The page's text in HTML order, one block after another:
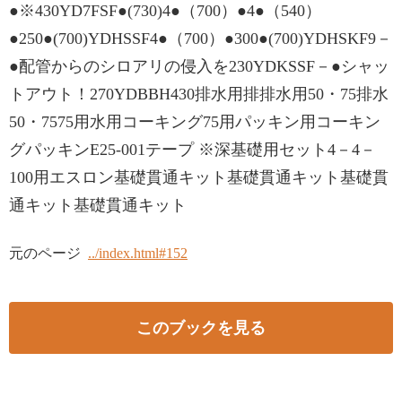
●※430YD7FSF●(730)4●（700）●4●（540）
●250●(700)YDHSSF4●（700）●300●(700)YDHSKF9－
●配管からのシロアリの侵入を230YDKSSF－●シャッ
トアウト！270YDBBH430排水用排排水用50・75排水
50・7575用水用コーキング75用パッキン用コーキン
グパッキンE25-001テープ ※深基礎⽤セット4－4－
100⽤エスロン基礎貫通キット基礎貫通キット基礎貫
通キット基礎貫通キット
元のページ ../index.html#152
このブックを見る